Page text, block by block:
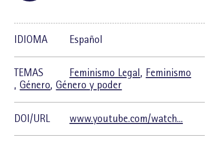
IDIOMA Español
TEMAS Feminismo Legal, Feminismo
, Género, Género y poder
DOI/URL www.youtube.com/watch...